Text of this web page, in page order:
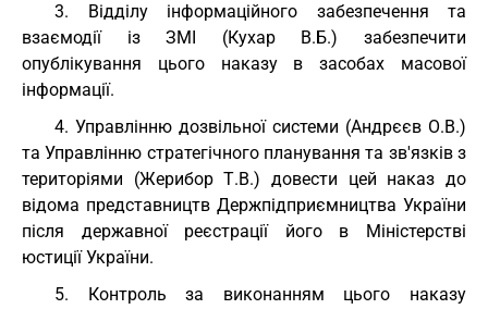
3. Відділу інформаційного забезпечення та
взаємодії із ЗМІ (Кухар В.Б.) забезпечити
опублікування цього наказу в засобах масової
інформації.
4. Управлінню дозвільної системи (Андрєєв О.В.)
та Управлінню стратегічного планування та зв'язків з
територіями (Жерибор Т.В.) довести цей наказ до
відома представництв Держпідприємництва України
після державної реєстрації його в Міністерстві
юстиції України.
5. Контроль за виконанням цього наказу